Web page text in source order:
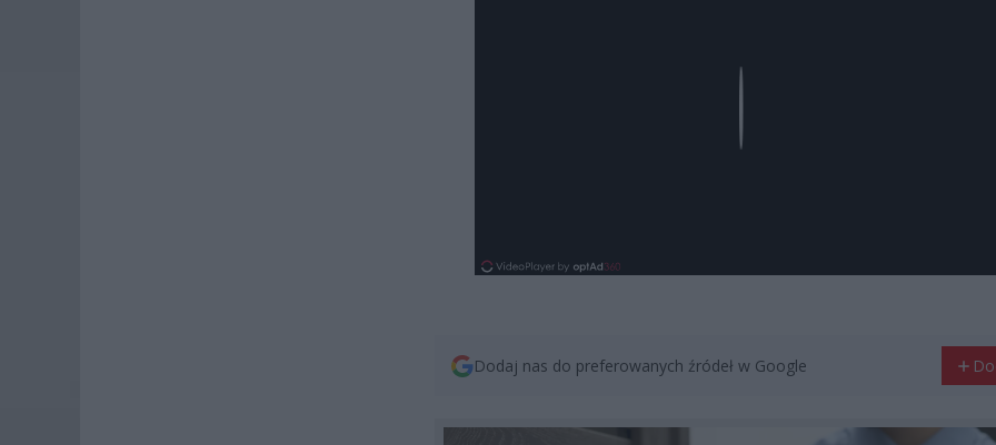
Dodaj nas do preferowanych źródeł w Google